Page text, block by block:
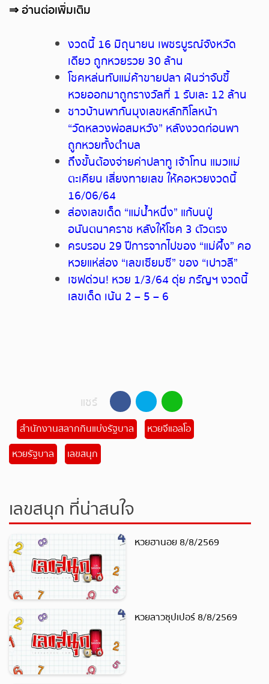
⇒อ่านต่อเพิ่มเติม
งวดนี้ 16 มิถุนายน เพชรบูรณ์จังหวัด
เดียว ถูกหวยรวย 30 ล้าน
โชคหล่นทับแม่ค้าขายปลา ฝันว่าจับขี้
หวยออกมาถูกรางวัลที่ 1 รับเละ 12 ล้าน
ชาวบ้านพากันมุงเลขหลักกิโลหน้า
“วัดหลวงพ่อสมหวัง” หลังงวดก่อนพา
ถูกหวยทั้งตำบล
ถึงขั้นต้องจ่ายค่าปลาทู เจ้าโทน แมวแม่
ตะเคียน เสี่ยงทายเลข ให้คอหวยงวดนี้
16/06/64
ส่องเลขเด็ด “แม่น้ำหนึ่ง” แก้บนปู่
อนันตนาคราช หลังให้โชค 3 ตัวตรง
ครบรอบ 29 ปีการจากไปของ “แม่ผึ้ง” คอ
หวยแห่ส่อง “เลขเซียมซี” ของ “เปาวลี”
เซฟด่วน! หวย 1/3/64 ดุ่ย ภรัญฯ งวดนี้
เลขเด็ด เน้น 2 – 5 – 6
แชร์
สำนักงานสลากกินแบ่งรัฐบาล
หวยจีแอลโอ
หวยรัฐบาล
เลขสนุก
เลขสนุก ที่น่าสนใจ
หวยฮานอย 8/8/2569
หวยลาวซุปเปอร์ 8/8/2569